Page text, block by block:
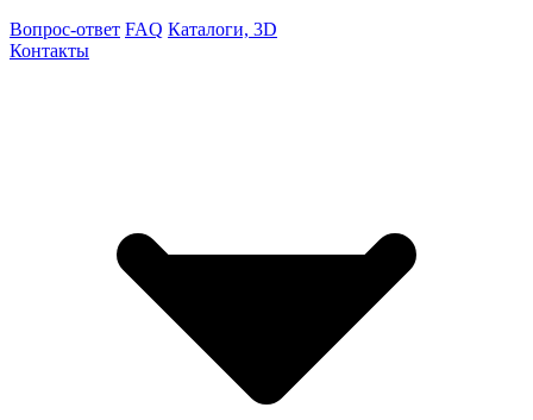
Вопрос-ответ FAQ Каталоги, 3D
Контакты